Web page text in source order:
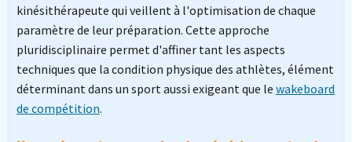
kinésithérapeute qui veillent à l'optimisation de chaque
paramètre de leur préparation. Cette approche
pluridisciplinaire permet d'affiner tant les aspects
techniques que la condition physique des athlètes, élément
déterminant dans un sport aussi exigeant que le wakeboard
de compétition.